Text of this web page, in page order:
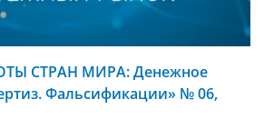
СТРАН МИРА: Денежное
Фальсификации» № 06,